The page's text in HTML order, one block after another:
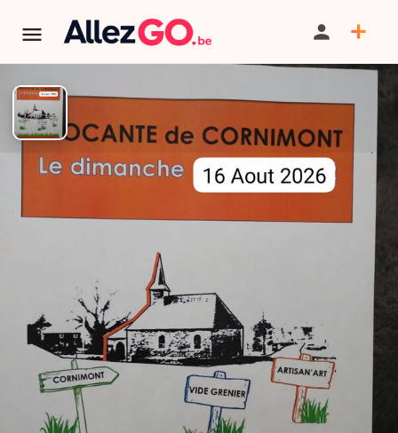
Grande brocante de Cornimont
CONTACT
AU PROGRAMME
La Grande brocante de Cornimont (Bièvre, Namur) se
tient traditionnellement en août, avec une édition
prévue le dimanche 16 août 2026 dans les rues du village.